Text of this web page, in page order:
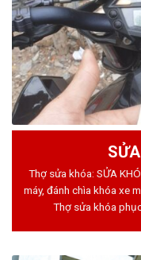
Thợ sửa khóa: SỬA
máy, đánh chìa khóa xe
Thợ sửa khóa